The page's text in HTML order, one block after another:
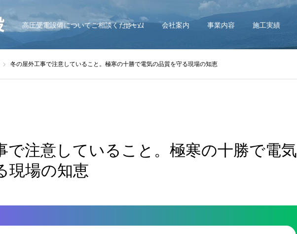
高圧受電設備についてご相談ください！
ホーム 会社案内 事業内容 施工実績
冬の屋外工事で注意していること。極寒の十勝で電気の品質を守る現場の知恵
で注意していること。極寒の十勝で電気
現場の知恵